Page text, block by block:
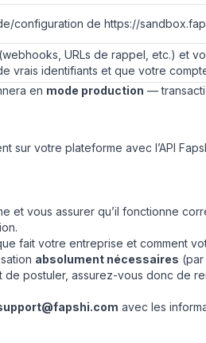
configuration de https://
URLs de rappel, etc.) et
vrais identifiants et que votre
en mode production —
sur votre plateforme avec l’API
et vous assurer qu’il fonctionne
fait votre entreprise et comment
absolument nécessaires
de postuler, assurez-vous donc de
avec les